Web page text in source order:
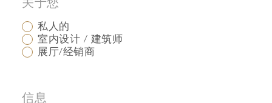
私人的
室内设计 / 建筑师
展厅/经销商